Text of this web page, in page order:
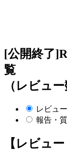
[公開終了
覧
（レビュー
レビュ
報告・
【レビュー